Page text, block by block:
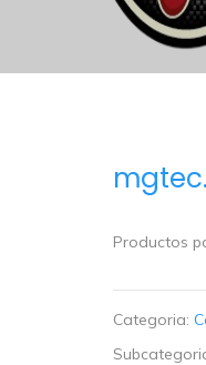
Productos
Categoria: